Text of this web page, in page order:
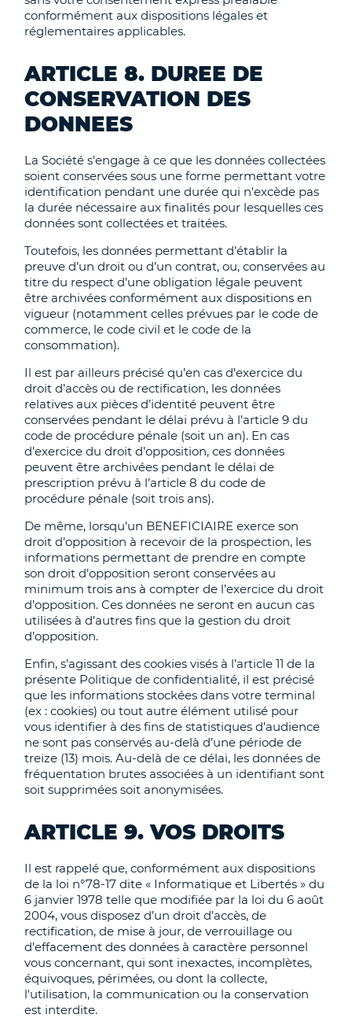
conformément aux dispositions légales et
réglementaires applicables.
ARTICLE 8. DUREE DE
CONSERVATION DES
DONNEES
La Société s’engage à ce que les données collectées
soient conservées sous une forme permettant votre
identification pendant une durée qui n'excède pas
la durée nécessaire aux finalités pour lesquelles ces
données sont collectées et traitées.
Toutefois, les données permettant d’établir la
preuve d’un droit ou d’un contrat, ou, conservées au
titre du respect d’une obligation légale peuvent
être archivées conformément aux dispositions en
vigueur (notamment celles prévues par le code de
commerce, le code civil et le code de la
consommation).
Il est par ailleurs précisé qu’en cas d’exercice du
droit d’accès ou de rectification, les données
relatives aux pièces d’identité peuvent être
conservées pendant le délai prévu à l’article 9 du
code de procédure pénale (soit un an). En cas
d’exercice du droit d’opposition, ces données
peuvent être archivées pendant le délai de
prescription prévu à l’article 8 du code de
procédure pénale (soit trois ans).
De même, lorsqu’un BENEFICIAIRE exerce son
droit d’opposition à recevoir de la prospection, les
informations permettant de prendre en compte
son droit d’opposition seront conservées au
minimum trois ans à compter de l’exercice du droit
d’opposition. Ces données ne seront en aucun cas
utilisées à d’autres fins que la gestion du droit
d’opposition.
Enfin, s’agissant des cookies visés à l’article 11 de la
présente Politique de confidentialité, il est précisé
que les informations stockées dans votre terminal
(ex : cookies) ou tout autre élément utilisé pour
vous identifier à des fins de statistiques d’audience
ne sont pas conservés au-delà d’une période de
treize (13) mois. Au-delà de ce délai, les données de
fréquentation brutes associées à un identifiant sont
soit supprimées soit anonymisées.
ARTICLE 9. VOS DROITS
Il est rappelé que, conformément aux dispositions
de la loi n°78-17 dite « Informatique et Libertés » du
6 janvier 1978 telle que modifiée par la loi du 6 août
2004, vous disposez d’un droit d’accès, de
rectification, de mise à jour, de verrouillage ou
d’effacement des données à caractère personnel
vous concernant, qui sont inexactes, incomplètes,
équivoques, périmées, ou dont la collecte,
l'utilisation, la communication ou la conservation
est interdite.